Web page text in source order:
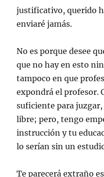
justificativo, querido
enviaré jamás.
No es porque desee
que no hay en esto
tampoco en que
expondrá el profesor.
suficiente para
libre; pero, tengo
instrucción y tu
lo serían sin un
Te parecerá extraño